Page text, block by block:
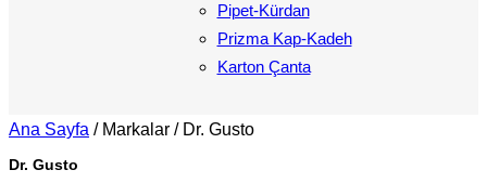
Pipet-Kürdan
Prizma Kap-Kadeh
Karton Çanta
Ana Sayfa / Markalar / Dr. Gusto
Dr. Gusto